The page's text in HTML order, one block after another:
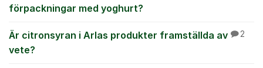
förpackningar med yoghurt?
Är citronsyran i Arlas produkter framställda av
vete?
2